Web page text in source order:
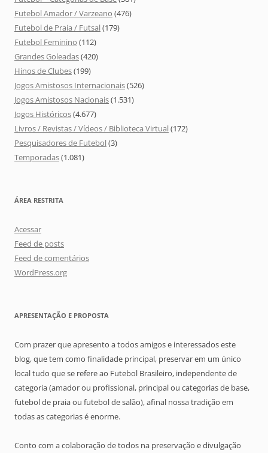
Futebol Amador / Varzeano (476)
Futebol de Praia / Futsal(179)
Futebol Feminino (112)
Grandes Goleadas(420)
Hinos de Clubes(199)
Jogos Amistosos Internacionais(526)
Jogos Amistosos Nacionais(1.531)
Jogos Históricos(4.677)
Livros / Revistas / Vídeos / Biblioteca Virtual(172)
Pesquisadores de Futebol(3)
Temporadas(1.081)
ÁREA RESTRITA
Acessar
Feed de posts
Feed de comentários
WordPress.org
APRESENTAÇÃO E PROPOSTA
Com prazer que apresento a todos amigos e interessados este
blog, que tem como finalidade principal, preservar em um único
local tudo que se refere ao Futebol Brasileiro, independente de
categoria (amador ou profissional, principal ou categorias de base,
futebol de praia ou futebol de salão), afinal nossa tradição em
todas as categorias é enorme.
Conto com a colaboração de todos na preservação e divulgação